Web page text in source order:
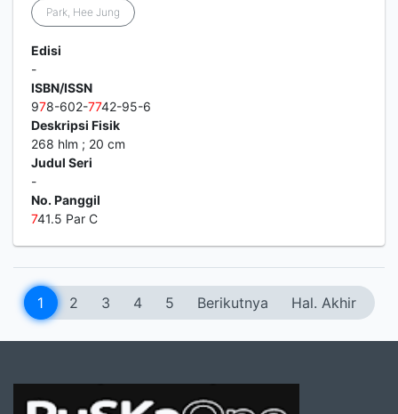
Park, Hee Jung
Edisi
-
ISBN/ISSN
978-602-7742-95-6
Deskripsi Fisik
268 hlm ; 20 cm
Judul Seri
-
No. Panggil
741.5 Par C
1 2 3 4 5 Berikutnya Hal. Akhir